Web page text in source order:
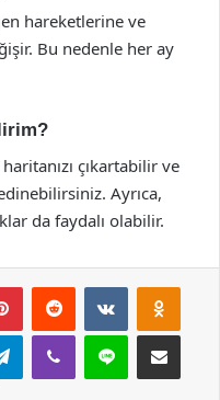
hareketlerine ve
Bu nedenle her ay
çıkartabilir ve
Ayrıca,
da faydalı olabilir.
PinterestReddit VKontakte
TelegramViber Line E-Posta ile